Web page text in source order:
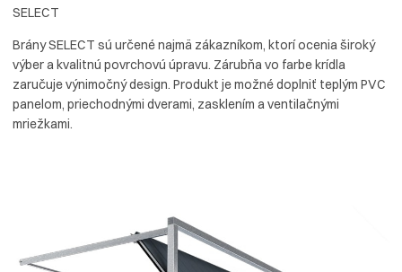
SELECT
Brány SELECT sú určené najmä zákazníkom, ktorí ocenia široký
výber a kvalitnú povrchovú úpravu. Zárubňa vo farbe krídla
zaručuje výnimočný design. Produkt je možné doplniť teplým PVC
panelom, priechodnými dverami, zasklením a ventilačnými
mriežkami.